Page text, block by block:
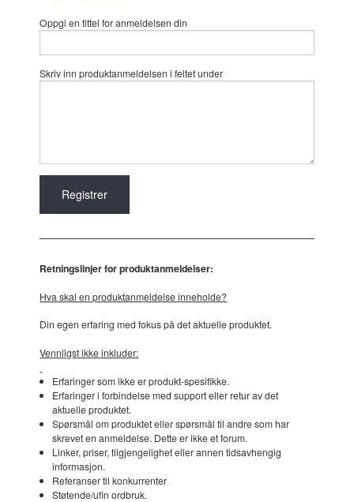
Oppgi en tittel for anmeldelsen din
Skriv inn produktanmeldelsen i feltet under
Retningslinjer for produktanmeldelser:
Hva skal en produktanmeldelse inneholde?
Din egen erfaring med fokus på det aktuelle produktet.
Vennligst ikke inkluder:
Erfaringer som ikke er produkt-spesifikke.
Erfaringer i forbindelse med support eller retur av det
aktuelle produktet.
Spørsmål om produktet eller spørsmål til andre som har
skrevet en anmeldelse. Dette er ikke et forum.
Linker, priser, tilgjengelighet eller annen tidsavhengig
informasjon.
Referanser til konkurrenter
Støtende/ufin ordbruk.